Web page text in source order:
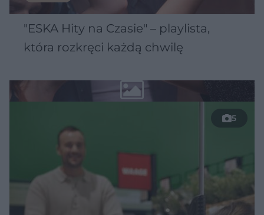
"ESKA Hity na Czasie" – playlista,
która rozkręci każdą chwilę
5